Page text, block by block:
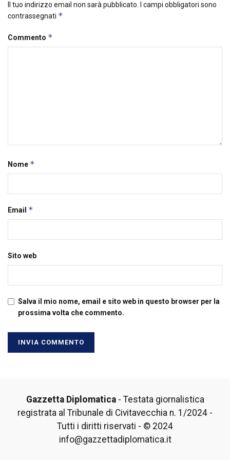
Il tuo indirizzo email non sarà pubblicato.
I campi obbligatori sono
contrassegnati *
Commento *
Nome *
Email *
Sito web
Salva il mio nome, email e sito web in questo browser per la
prossima volta che commento.
Gazzetta Diplomatica- Testata giornalistica
registrata al Tribunale di Civitavecchia n. 1/2024 -
Tutti i diritti riservati - © 2024
info@gazzettadiplomatica.it